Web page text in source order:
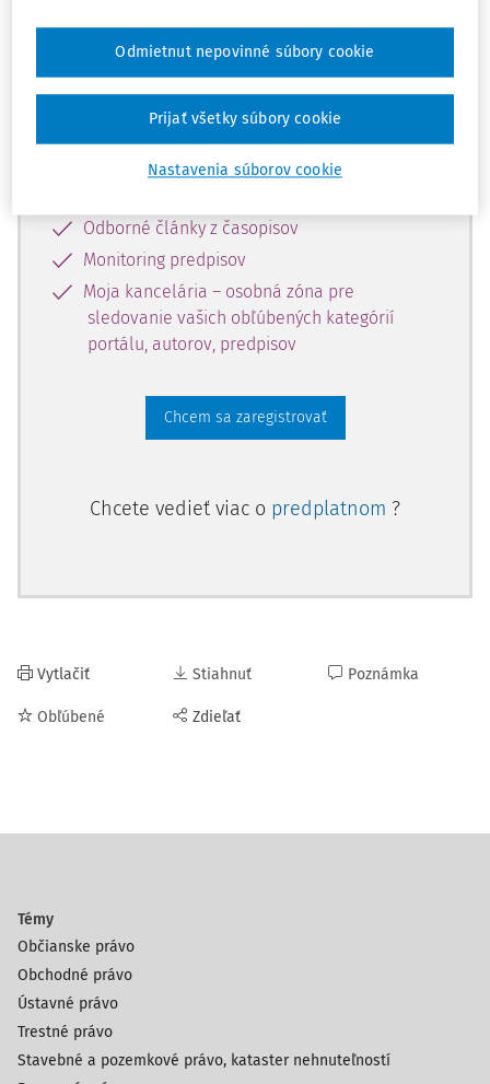
Odomknite si prístup k odbornému
obsahu a získajte prístup na 10 dní
zdarma, stačí sa len zaregistrovať.
Vďaka registrácii získate prístup aj k
vybranému obsahu:
Odborné články z časopisov
Monitoring predpisov
Moja kancelária – osobná zóna pre
sledovanie vašich obľúbených kategórií
portálu, autorov, predpisov
Chcem sa zaregistrovať
Chcete vedieť viac o predplatnom ?
Vytlačiť
Obľúbené
Stiahnuť
Zdieľať
Poznámka
Témy
Občianske právo
Obchodné právo
Ústavné právo
Trestné právo
Stavebné a pozemkové právo, kataster nehnuteľností
Nastavenia súborov cookie
Odmietnut nepovinné súbory cookie
Prijať všetky súbory cookie